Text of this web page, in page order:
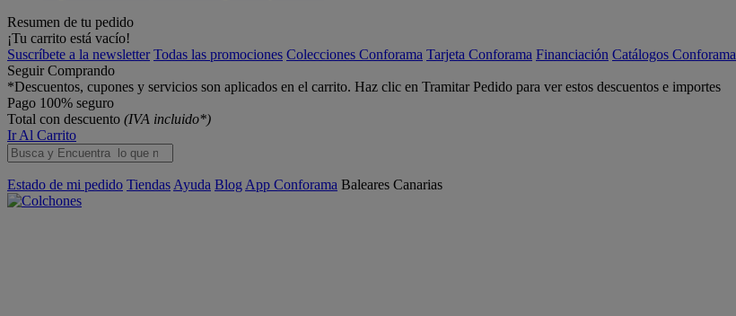
Resumen de tu pedido
¡Tu carrito está vacío!
Suscríbete a la newsletter Todas las promociones Colecciones Conforama Tarjeta Conforama Financiación Catálogos Conforama
Seguir Comprando
*Descuentos, cupones y servicios son aplicados en el carrito. Haz clic en Tramitar Pedido para ver estos descuentos e importes
Pago 100% seguro
Total con descuento (IVA incluido*)
Ir Al Carrito
Estado de mi pedido Tiendas Ayuda Blog App Conforama Baleares Canarias